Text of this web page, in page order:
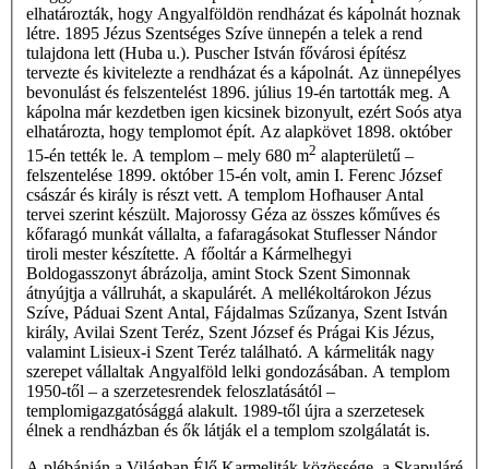
elhatározták, hogy Angyalföldön rendházat és kápolnát hoznak
létre. 1895 Jézus Szentséges Szíve ünnepén a telek a rend
tulajdona lett (Huba u.). Puscher István fővárosi építész
tervezte és kivitelezte a rendházat és a kápolnát. Az ünnepélyes
bevonulást és felszentelést 1896. július 19-én tartották meg. A
kápolna már kezdetben igen kicsinek bizonyult, ezért Soós atya
elhatározta, hogy templomot épít. Az alapkövet 1898. október
15-én tették le. A templom – mely 680 m2 alapterületű –
felszentelése 1899. október 15-én volt, amin I. Ferenc József
császár és király is részt vett. A templom Hofhauser Antal
tervei szerint készült. Majorossy Géza az összes kőműves és
kőfaragó munkát vállalta, a fafaragásokat Stuflesser Nándor
tiroli mester készítette. A főoltár a Kármelhegyi
Boldogasszonyt ábrázolja, amint Stock Szent Simonnak
átnyújtja a vállruhát, a skapulárét. A mellékoltárokon Jézus
Szíve, Páduai Szent Antal, Fájdalmas Szűzanya, Szent István
király, Avilai Szent Teréz, Szent József és Prágai Kis Jézus,
valamint Lisieux-i Szent Teréz található. A kármeliták nagy
szerepet vállaltak Angyalföld lelki gondozásában. A templom
1950-től – a szerzetesrendek feloszlatásától –
templomigazgatósággá alakult. 1989-től újra a szerzetesek
élnek a rendházban és ők látják el a templom szolgálatát is.